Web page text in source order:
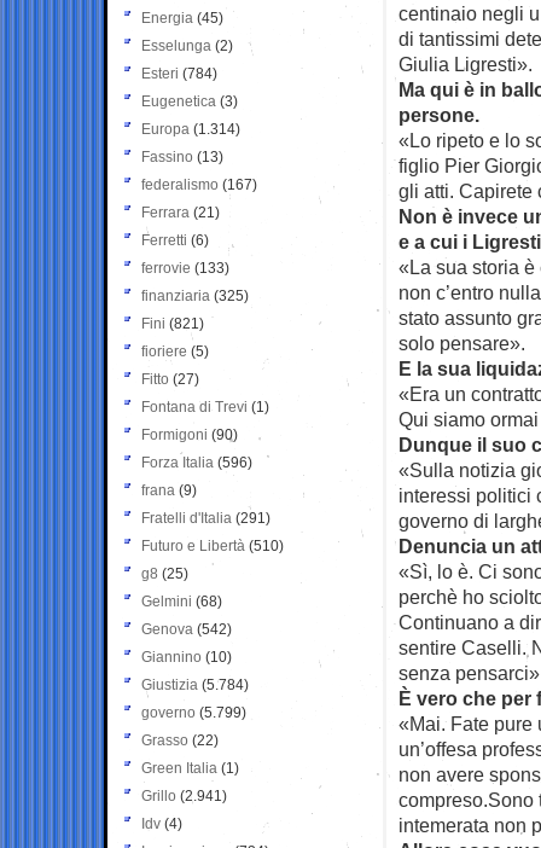
centinaio negli
di tantissimi
Giulia Ligresti».
Ma qui è in
persone.
«Lo ripeto e lo
figlio Pier
gli atti. Capirete
Non è invece
e a cui i
«La sua storia è
non c’entro
stato assunto
solo pensare».
E la sua
«Era un
Qui siamo
Dunque il suo
«Sulla notizia
interessi politici
governo di
Denuncia un
«Sì, lo è. Ci
perchè ho
Continuano a
sentire Caselli.
senza
È vero che per
«Mai. Fate pure
un’offesa
non avere
compreso.Sono
intemerata non
Energia (45)
Esselunga (2)
Esteri (784)
Eugenetica (3)
Europa (1.314)
Fassino (13)
federalismo (167)
Ferrara (21)
Ferretti (6)
ferrovie (133)
finanziaria (325)
Fini (821)
fioriere (5)
Fitto (27)
Fontana di Trevi (1)
Formigoni (90)
Forza Italia (596)
frana (9)
Fratelli d'Italia (291)
Futuro e Libertà (510)
g8 (25)
Gelmini (68)
Genova (542)
Giannino (10)
Giustizia (5.784)
governo (5.799)
Grasso (22)
Green Italia (1)
Grillo (2.941)
Idv (4)